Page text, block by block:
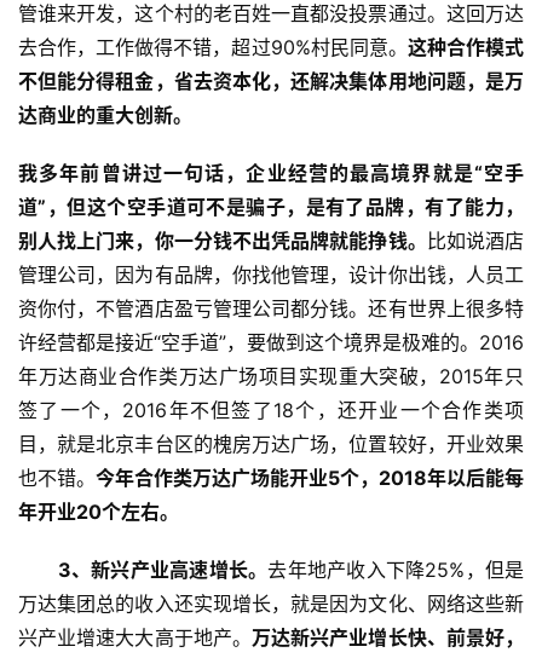
管谁来开发，这个村的老百姓一直都没投票通过。这回万达
去合作，工作做得不错，超过90%村民同意。 这种合作模式
不但能分得租金，省去资本化，还解决集体用地问题，是万
达商业的重大创新。
我多年前曾讲过一句话，企业经营的最高境界就是“空手
道”，但这个空手道可不是骗子，是有了品牌，有了能力，
别人找上门来，你一分钱不出凭品牌就能挣钱。
比如说酒店
管理公司，因为有品牌，你找他管理，设计你出钱，人员工
资你付，不管酒店盈亏管理公司都分钱。还有世界上很多特
许经营都是接近“空手道”，要做到这个境界是极难的。2016
年万达商业合作类万达广场项目实现重大突破，2015年只
签了一个，2016年不但签了18个，还开业一个合作类项
目，就是北京丰台区的槐房万达广场，位置较好，开业效果
也不错。 今年合作类万达广场能开业5个，2018年以后能每
年开业20个左右。
3、新兴产业高速增长。去年地产收入下降25%，但是
万达集团总的收入还实现增长，就是因为文化、网络这些新
兴产业增速大大高于地产。 万达新兴产业增长快、前景好，